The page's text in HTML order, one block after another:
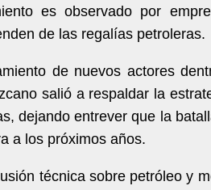
es observado por
de las regalías petroleras.
de nuevos actores
salió a respaldar la
dejando entrever que la
a los próximos años.
técnica sobre petróleo y